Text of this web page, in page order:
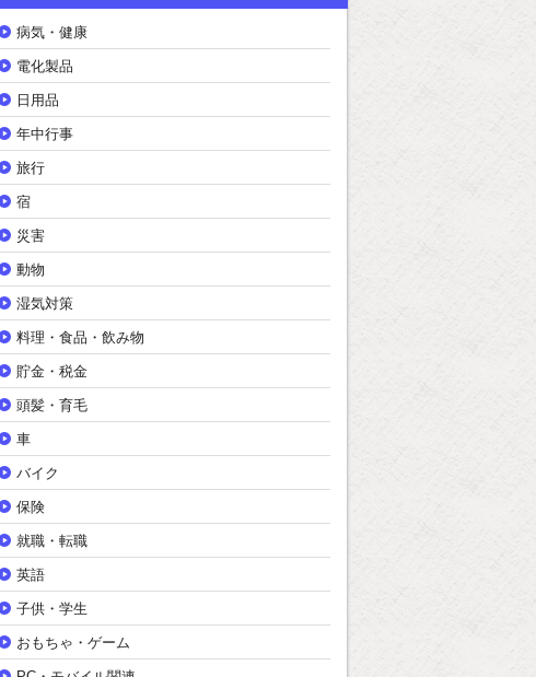
病気・健康
電化製品
日用品
年中行事
旅行
宿
災害
動物
湿気対策
料理・食品・飲み物
貯金・税金
頭髪・育毛
車
バイク
保険
就職・転職
英語
子供・学生
おもちゃ・ゲーム